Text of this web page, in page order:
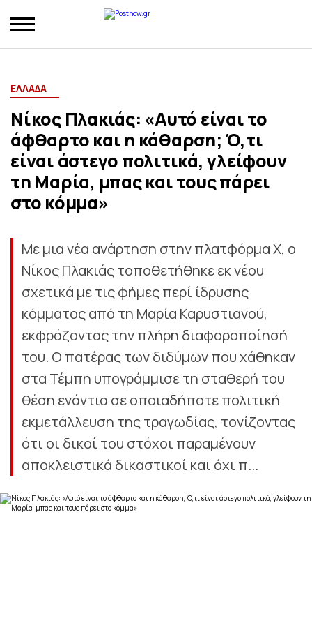
ΕΛΛΑΔΑ
Νίκος Πλακιάς: «Αυτό είναι το
άφθαρτο και η κάθαρση; Ό,τι
είναι άστεγο πολιτικά, γλείφουν
τη Μαρία, μπας και τους πάρει
στο κόμμα»
Με μια νέα ανάρτηση στην πλατφόρμα Χ, ο
Νίκος Πλακιάς τοποθετήθηκε εκ νέου
σχετικά με τις φήμες περί ίδρυσης
κόμματος από τη Μαρία Καρυστιανού,
εκφράζοντας την πλήρη διαφοροποίησή
του. Ο πατέρας των διδύμων που χάθηκαν
στα Τέμπη υπογράμμισε τη σταθερή του
θέση ενάντια σε οποιαδήποτε πολιτική
εκμετάλλευση της τραγωδίας, τονίζοντας
ότι οι δικοί του στόχοι παραμένουν
αποκλειστικά δικαστικοί και όχι π...